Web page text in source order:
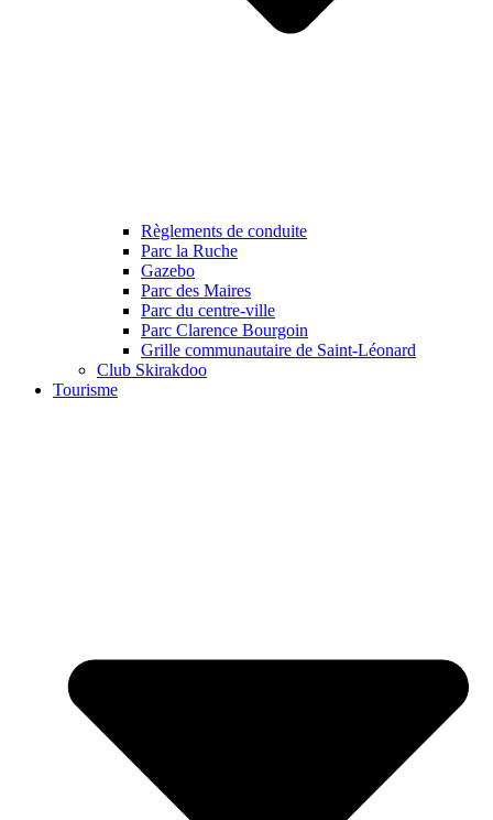
Règlements de conduite
Parc la Ruche
Gazebo
Parc des Maires
Parc du centre-ville
Parc Clarence Bourgoin
Grille communautaire de Saint-Léonard
Club Skirakdoo
Tourisme